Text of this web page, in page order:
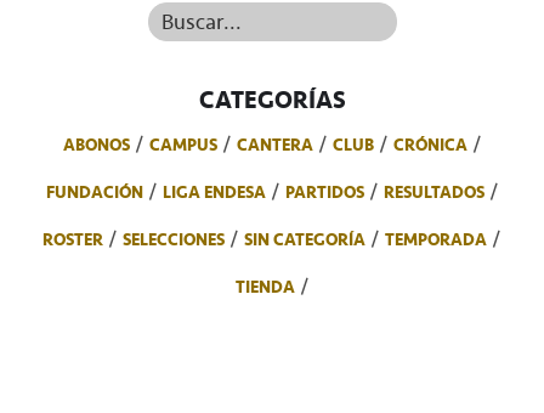
Buscar...
CATEGORÍAS
ABONOS CAMPUS CANTERA CLUB
CRÓNICA
FUNDACIÓN
LIGA ENDESA PARTIDOS
RESULTADOS
ROSTER
SELECCIONES SIN CATEGORÍA
TEMPORADA
TIENDA